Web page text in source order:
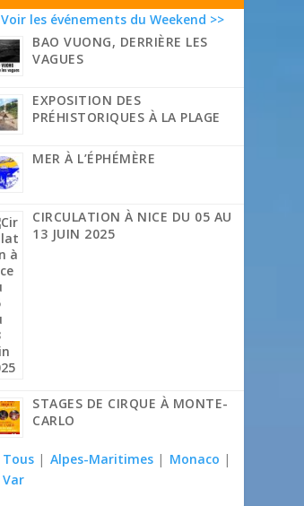
Voir les événements du Weekend >>
BAO VUONG, DERRIÈRE LES
VAGUES
EXPOSITION DES
PRÉHISTORIQUES À LA PLAGE
MER À L’ÉPHÉMÈRE
CIRCULATION À NICE DU 05 AU
13 JUIN 2025
STAGES DE CIRQUE À MONTE-
CARLO
Tous | Alpes-Maritimes | Monaco |
Var